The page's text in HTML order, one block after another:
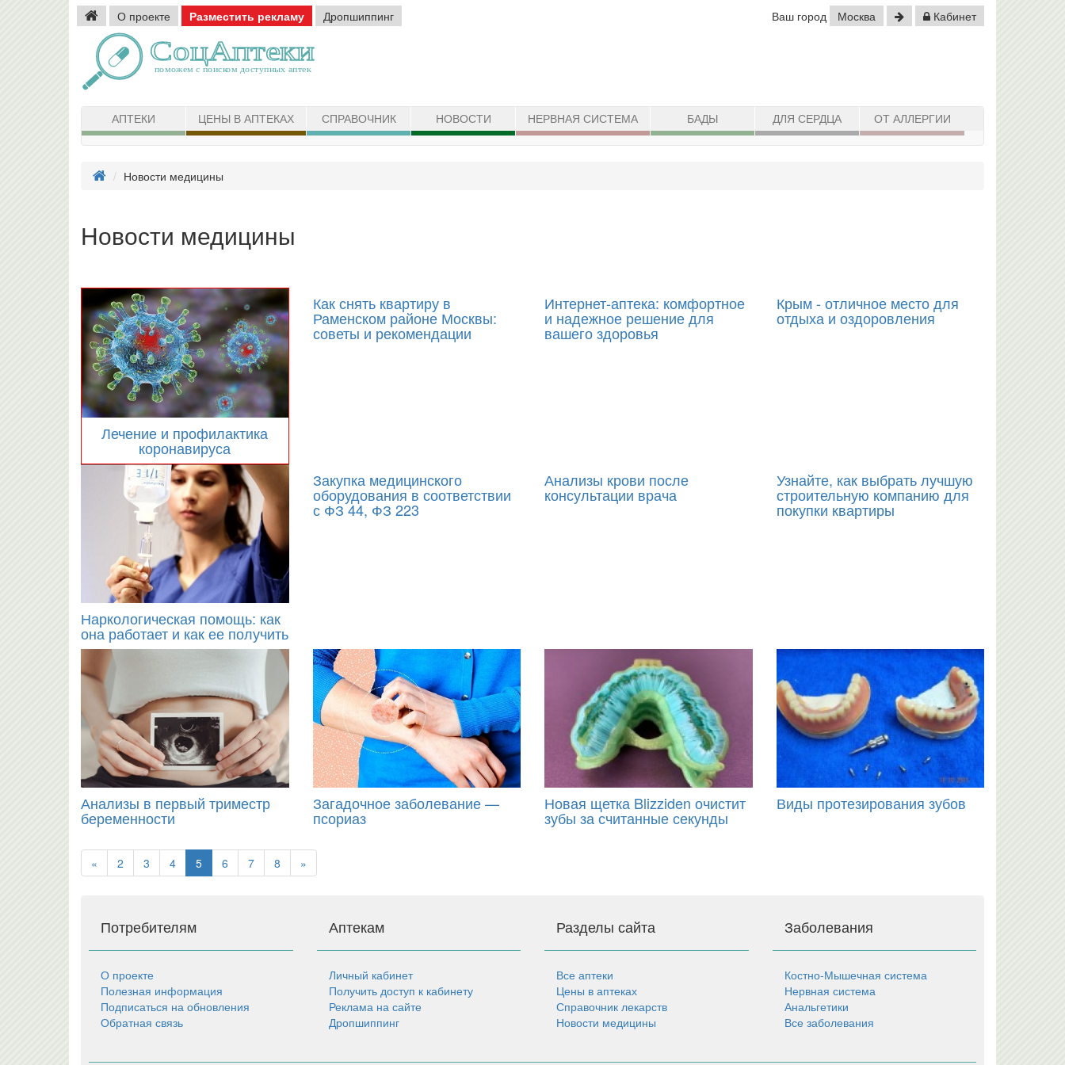
О проекте Разместить рекламу Дропшиппинг Ваш город Москва Кабинет
АПТЕКИ ЦЕНЫ В АПТЕКАХ СПРАВОЧНИК НОВОСТИ НЕРВНАЯ СИСТЕМА БАДЫ ДЛЯ СЕРДЦА ОТ АЛЛЕРГИИ
Новости медицины
Новости медицины
Лечение и профилактика
коронавируса
Как снять квартиру в
Раменском районе Москвы:
советы и рекомендации
Интернет-аптека: комфортное
и надежное решение для
вашего здоровья
Крым - отличное место для
отдыха и оздоровления
Наркологическая помощь: как
она работает и как ее получить
Закупка медицинского
оборудования в соответствии
с ФЗ 44, ФЗ 223
Анализы крови после
консультации врача
Узнайте, как выбрать лучшую
строительную компанию для
покупки квартиры
Анализы в первый триместр
беременности
Загадочное заболевание —
псориаз
Новая щетка Blizziden очистит
зубы за считанные секунды
Виды протезирования зубов
« 2 3 4 5 6 7 8 »
Потребителям
О проекте
Полезная информация
Подписаться на обновления
Обратная связь
Аптекам
Личный кабинет
Получить доступ к кабинету
Реклама на сайте
Дропшиппинг
Разделы сайта
Все аптеки
Цены в аптеках
Справочник лекарств
Новости медицины
Заболевания
Костно-Мышечная система
Нервная система
Анальгетики
Все заболевания